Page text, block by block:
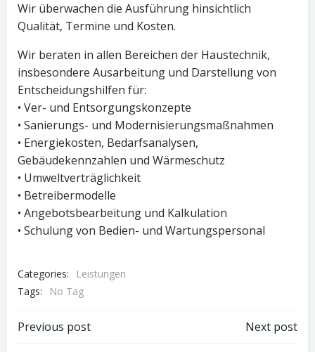
Wir überwachen die Ausführung hinsichtlich
Qualität, Termine und Kosten.
Wir beraten in allen Bereichen der Haustechnik,
insbesondere Ausarbeitung und Darstellung von
Entscheidungshilfen für:
• Ver- und Entsorgungskonzepte
• Sanierungs- und Modernisierungsmaßnahmen
• Energiekosten, Bedarfsanalysen,
Gebäudekennzahlen und Wärmeschutz
• Umweltverträglichkeit
• Betreibermodelle
• Angebotsbearbeitung und Kalkulation
• Schulung von Bedien- und Wartungspersonal
Categories:
Leistungen
Tags:
No Tag
Post
Previous post Next post